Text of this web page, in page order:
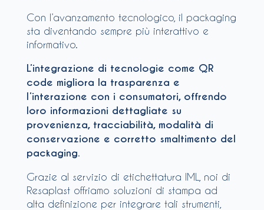
Con l’avanzamento tecnologico, il packaging
sta diventando sempre più interattivo e
informativo.
L’integrazione di tecnologie come QR
code migliora la trasparenza e
l’interazione con i consumatori, offrendo
loro informazioni dettagliate su
provenienza, tracciabilità, modalità di
conservazione e corretto smaltimento del
packaging
Grazie al servizio di etichettatura IML, noi di
Resaplast offriamo soluzioni di stampa ad
alta definizione per integrare tali strumenti,